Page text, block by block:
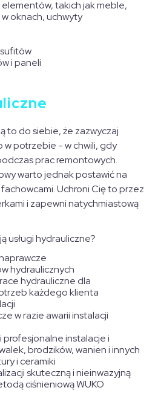
takich jak meble,
w oknach, uchwyty
i paneli
to do siebie, że zazwyczaj
w potrzebie - w chwili, gdy
prac remontowych.
warto jednak postawić na
Uchroni Cię to przez
i zapewni natychmiastową
usługi hydrauliczne?
hydraulicznych
hydrauliczne dla
każdego klienta
w razie awarii instalacji
profesjonalne instalacje i
brodzików, wanien i innych
i ceramiki
skuteczną i nieinwazyjną
ciśnieniową WUKO